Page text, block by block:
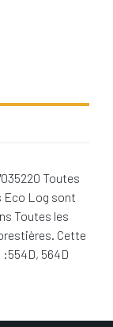
Toutes
Eco Log sont
Toutes les
Cette
564D